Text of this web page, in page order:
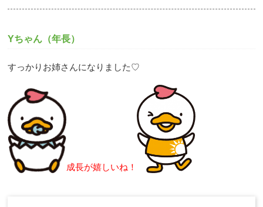
Yちゃん（年長）
すっかりお姉さんになりました♡
成長が嬉しいね！